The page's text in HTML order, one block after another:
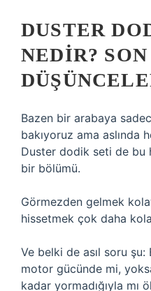
DUSTER
NEDIR? SON
Bazen bir arabaya
bakıyoruz ama aslında
Duster dodik seti de bu
bir bölümü.
Görmezden gelmek
hissetmek çok daha
Ve belki de asıl soru
motor gücünde mi,
kadar yormadığıyla mı